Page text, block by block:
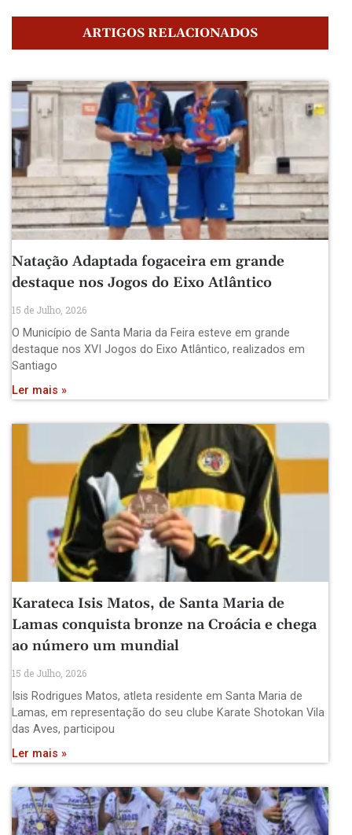
ARTIGOS RELACIONADOS
Natação Adaptada fogaceira em grande
destaque nos Jogos do Eixo Atlântico
15 de Julho, 2026
O Município de Santa Maria da Feira esteve em grande
destaque nos XVI Jogos do Eixo Atlântico, realizados em
Santiago
Ler mais »
Karateca Isis Matos, de Santa Maria de
Lamas conquista bronze na Croácia e chega
ao número um mundial
15 de Julho, 2026
Isis Rodrigues Matos, atleta residente em Santa Maria de
Lamas, em representação do seu clube Karate Shotokan Vila
das Aves, participou
Ler mais »